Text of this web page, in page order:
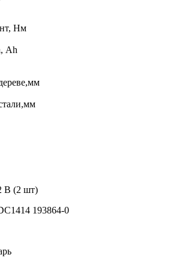
Нм
Ah
В (2 шт)
193864-0